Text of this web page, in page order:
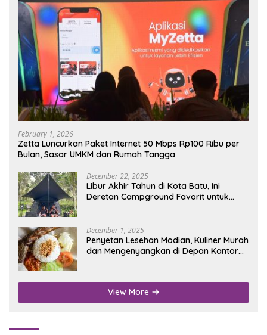
February 1, 2026
Zetta Luncurkan Paket Internet 50 Mbps Rp100 Ribu per
Bulan, Sasar UMKM dan Rumah Tangga
December 22, 2025
Libur Akhir Tahun di Kota Batu, Ini
Deretan Campground Favorit untuk
December 1, 2025
Penyetan Lesehan Modian, Kuliner Murah
dan Mengenyangkan di Depan Kantor
View More